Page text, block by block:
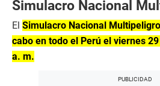
Simulacro Nacional
El Simulacro Nacional
cabo en todo el Perú el viernes
a. m.